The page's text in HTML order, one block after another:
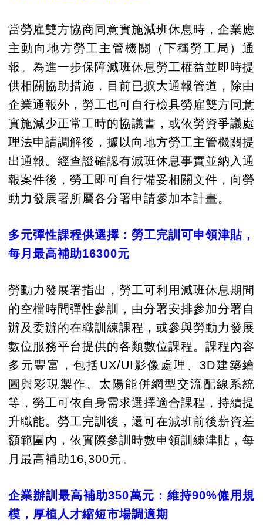
當勞雇雙方協商同意實施減班休息時，企業應
主動向地方勞工主管機關（下稱勞工局）通
報。為進一步保障減班休息勞工權益並即時提
供相關協助措施，目前已擴大通報管道，除由
企業通報外，勞工也可自行檢具勞雇雙方同意
實施減少正常工時的協議書，或依勞資爭議處
理法申請調解後，據以向地方勞工主管機關提
出通報。經查證確認有減班休息事實並納入通
報案件後，勞工即可自行備妥相關文件，向勞
動力發展署所屬各分署申請參加本計畫。
多元彈性課程供選擇：勞工完訓可申領津貼，
每月最高補助16300元
勞動力發展署指出，勞工可利用減班休息期間
的空檔時間彈性參訓，由分署安排參加分署自
辦及委辦的在職訓練課程，或參與勞動力發展
數位服務平台提供的各類數位課程。課程內容
多元豐富，包括UX/UI影像處理、3D建築繪
圖與彩現製作、太陽能併網型交流配線系統
等，勞工可依自身需求選擇適合課程，持續提
升職能。勞工完訓後，還可在減班前後薪資差
額範圍內，依實際參訓時數申領訓練津貼，每
月最高補助16,300元。
企業辦訓最高補助350萬元：維持90%僱用規
模，厚植人才縮短市場調適期